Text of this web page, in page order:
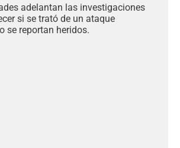
adelantan las investigaciones
si se trató de un ataque
se reportan heridos.